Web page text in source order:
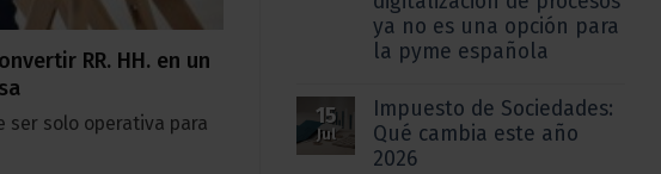
RR. HH. en un
ser solo operativa para
ya no es una opción para
la pyme española
15
Jul
Impuesto de Sociedades:
Qué cambia este año
2026